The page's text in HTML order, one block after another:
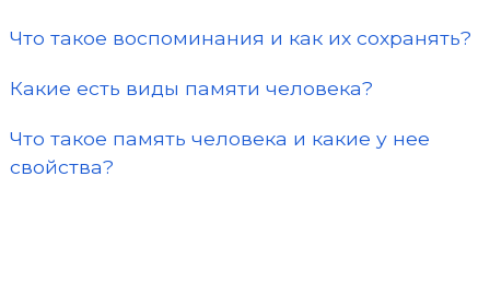
Что такое воспоминания и как их сохранять?
Какие есть виды памяти человека?
Что такое память человека и какие у нее
свойства?